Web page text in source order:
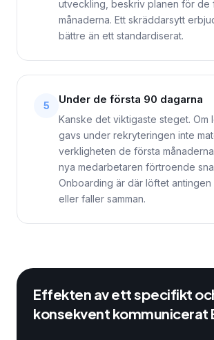
utveckling, beskriv planen för de
månaderna. Ett skräddarsytt
bättre än ett standardiserat.
5 Under de första 90 dagarna
Kanske det viktigaste steget. Om
gavs under rekryteringen inte
verkligheten de första
nya medarbetaren förtroende
Onboarding är där löftet antingen
eller faller samman.
Effekten av ett specifikt
konsekvent kommunicerat